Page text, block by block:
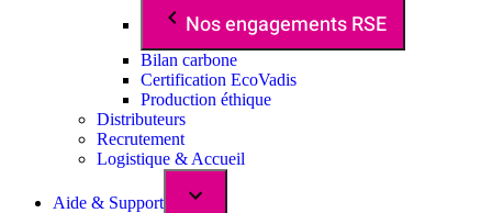
Nos engagements RSE
Bilan carbone
Certification EcoVadis
Production éthique
Distributeurs
Recrutement
Logistique & Accueil
Aide & Support